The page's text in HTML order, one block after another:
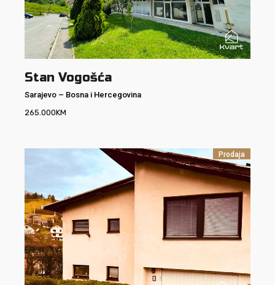
Stan Vogošća
Sarajevo – Bosna i Hercegovina
265.000KM
Prodaja